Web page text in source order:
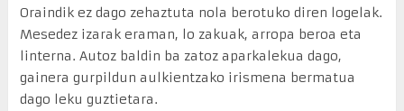
Oraindik ez dago zehaztuta nola berotuko diren logelak.
Mesedez izarak eraman, lo zakuak, arropa beroa eta
linterna. Autoz baldin ba zatoz aparkalekua dago,
gainera gurpildun aulkientzako irismena bermatua
dago leku guztietara.